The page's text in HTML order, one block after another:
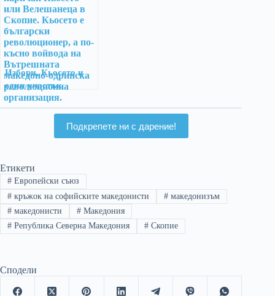
Избори, Кьосето и
един участък
Подкрепете ни с дарение!
Етикети
#Европейски съюз
#кръжок на софийските македонисти #македонизъм
#македонисти #Македония
#Република Северна Македония #Скопие
Сподели